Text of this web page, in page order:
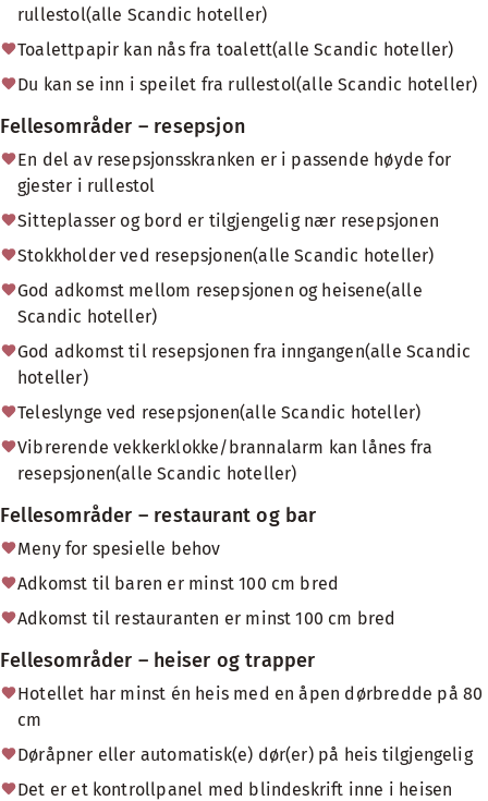
rullestol(alle Scandic hoteller)
Toalettpapir kan nås fra toalett(alle Scandic hoteller)
Du kan se inn i speilet fra rullestol(alle Scandic hoteller)
Fellesområder – resepsjon
En del av resepsjonsskranken er i passende høyde for
gjester i rullestol
Sitteplasser og bord er tilgjengelig nær resepsjonen
Stokkholder ved resepsjonen(alle Scandic hoteller)
God adkomst mellom resepsjonen og heisene(alle
Scandic hoteller)
God adkomst til resepsjonen fra inngangen(alle Scandic
hoteller)
Teleslynge ved resepsjonen(alle Scandic hoteller)
Vibrerende vekkerklokke/brannalarm kan lånes fra
resepsjonen(alle Scandic hoteller)
Fellesområder – restaurant og bar
Meny for spesielle behov
Adkomst til baren er minst 100 cm bred
Adkomst til restauranten er minst 100 cm bred
Fellesområder – heiser og trapper
Hotellet har minst én heis med en åpen dørbredde på 80
cm
Døråpner eller automatisk(e) dør(er) på heis tilgjengelig
Det er et kontrollpanel med blindeskrift inne i heisen